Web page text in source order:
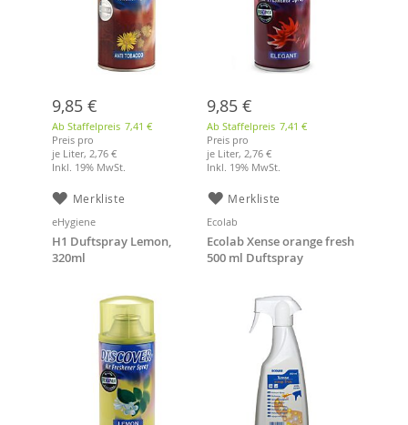
9,85 €
Ab Staffelpreis 7,41 €
Preis pro
je Liter, 2,76 €
Inkl. 19% MwSt.
Merkliste
9,85 €
Ab Staffelpreis 7,41 €
Preis pro
je Liter, 2,76 €
Inkl. 19% MwSt.
Merkliste
eHygiene
H1 Duftspray Lemon,
320ml
Ecolab
Ecolab Xense orange fresh
500 ml Duftspray